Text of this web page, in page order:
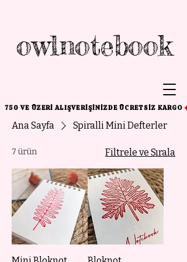
750 VE ÜZERI ALIŞVERIŞINIZDE ÜCRETSIZ KARGO
owlnotebook
Ana Sayfa Spiralli Mini Defterler
7 ürün Filtrele ve Sırala